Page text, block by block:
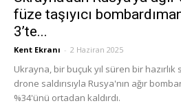
füze taşıyıcı
3’te...
Kent Ekranı - 2 Haziran 2025
Ukrayna, bir buçuk yıl süren bir
drone saldırısıyla Rusya'nın ağır
%34'ünü ortadan kaldırdı.